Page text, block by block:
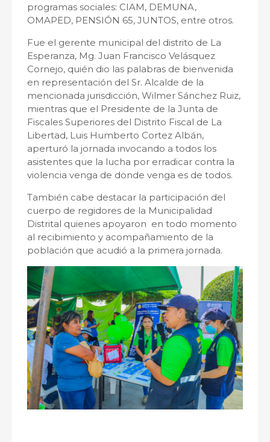
programas sociales: CIAM, DEMUNA,
OMAPED, PENSIÓN 65, JUNTOS, entre otros.
Fue el gerente municipal del distrito de La
Esperanza, Mg. Juan Francisco Velásquez
Cornejo, quién dio las palabras de bienvenida
en representación del Sr. Alcalde de la
mencionada jurisdicción, Wilmer Sánchez Ruiz,
mientras que el Presidente de la Junta de
Fiscales Superiores del Distrito Fiscal de La
Libertad, Luis Humberto Cortez Albán,
aperturó la jornada invocando a todos los
asistentes que la lucha por erradicar contra la
violencia venga de donde venga es de todos.
También cabe destacar la participación del
cuerpo de regidores de la Municipalidad
Distrital quienes apoyaron en todo momento
al recibimiento y acompañamiento de la
población que acudió a la primera jornada.